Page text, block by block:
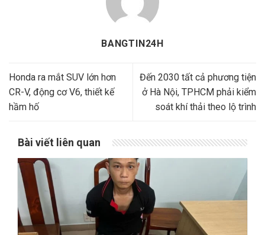
BANGTIN24H
Honda ra mắt SUV lớn hơn
CR-V, động cơ V6, thiết kế
hầm hố
Đến 2030 tất cả phương tiện
ở Hà Nội, TPHCM phải kiểm
soát khí thải theo lộ trình
Bài viết liên quan